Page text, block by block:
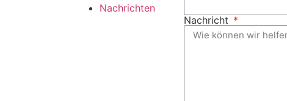
Nachrichten
Nachricht